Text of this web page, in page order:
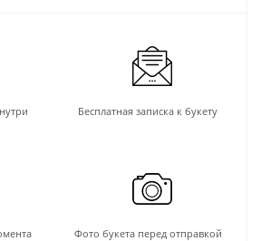
Бесплатная записка к букету
Фото букета перед отправкой